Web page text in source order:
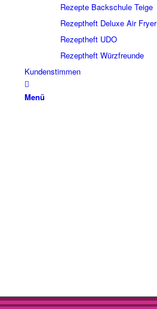
Rezepte Backschule Teige
Rezeptheft Deluxe Air Fryer
Rezeptheft UDO
Rezeptheft Würzfreunde
Kundenstimmen
Menü